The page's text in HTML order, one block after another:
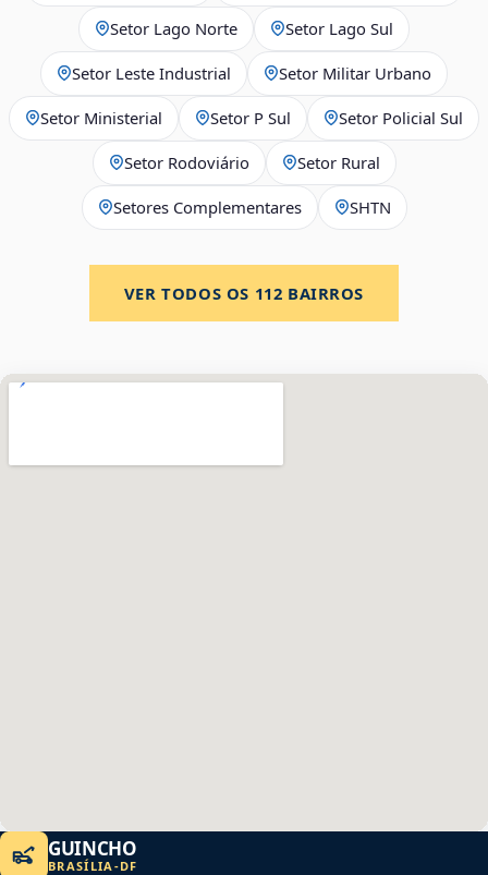
Setor Lago Norte Setor Lago Sul
Setor Leste Industrial Setor Militar Urbano
Setor Ministerial Setor P Sul Setor Policial Sul
Setor Rodoviário Setor Rural
Setores Complementares SHTN
VER TODOS OS 112 BAIRROS
GUINCHO
BRASÍLIA -DF